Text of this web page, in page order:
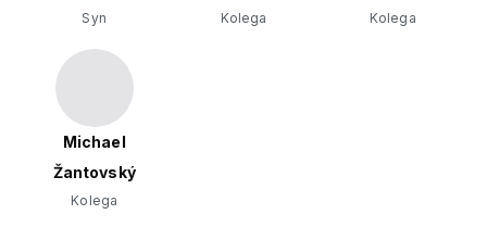
Syn Kolega Kolega
Michael
Žantovský
Kolega